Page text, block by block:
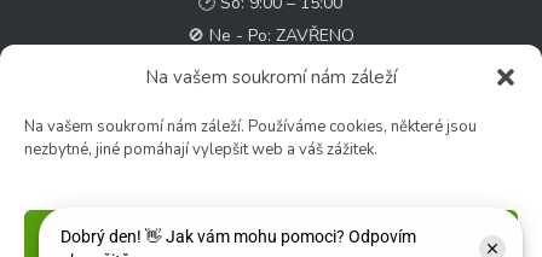
Na vašem soukromí nám záleží
Na vašem soukromí nám záleží. Používáme cookies, některé jsou
nezbytné, jiné pomáhají vylepšit web a váš zážitek.
Příjmout
🚫 Ne - Po: ZAVŘENO
✉️ e-shop@zcstrakovo.cz